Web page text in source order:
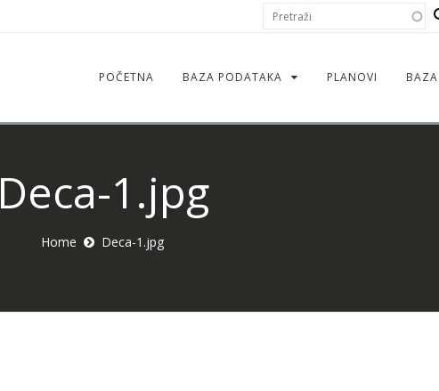
Search
form
POČETNA BAZA PODATAKA PLANOVI
Deca-1.jpg
Home Deca-1.jpg